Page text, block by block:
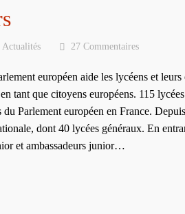
Actualités 27 Commentaires
européen aide les lycéens et
tant que citoyens européens. 115
Parlement européen en France.
dont 40 lycées généraux. En
et ambassadeurs junior…